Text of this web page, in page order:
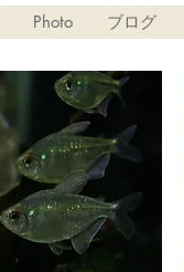
Photo ブログ